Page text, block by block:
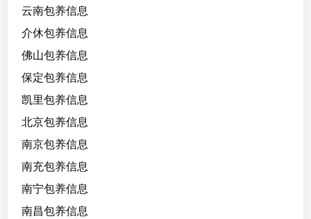
云南包养信息
介休包养信息
佛山包养信息
保定包养信息
凯里包养信息
北京包养信息
南京包养信息
南充包养信息
南宁包养信息
南昌包养信息